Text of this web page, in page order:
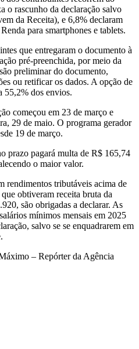
o rascunho da declaração salvo
da Receita), e 6,8% declaram
para smartphones e tablets.
que entregaram o documento à
pré-preenchida, por meio da
preliminar do documento,
ou retificar os dados. A opção de
55,2% dos envios.
começou em 23 de março e
29 de maio. O programa gerador
19 de março.
prazo pagará multa de R$ 165,74
o maior valor.
rendimentos tributáveis acima de
obtiveram receita bruta da
são obrigadas a declarar. As
mínimos mensais em 2025
salvo se se enquadrarem em
– Repórter da Agência